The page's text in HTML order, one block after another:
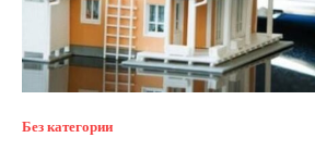
Без категории